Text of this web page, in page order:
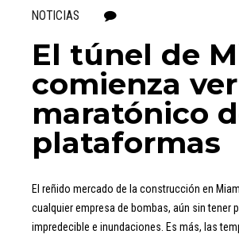
NOTICIAS
El túnel de
comienza
maratónico
plataformas
El reñido mercado de la construcción en
cualquier empresa de bombas, aún sin tener
impredecible e inundaciones. Es más, las